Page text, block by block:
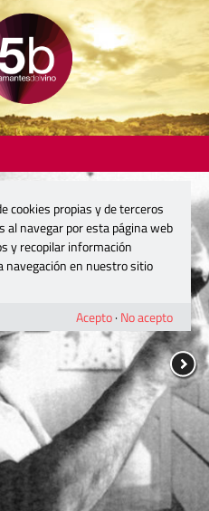
cookies propias y de terceros
al navegar por esta página web
y recopilar información
en nuestro sitio
Acepto· No acepto